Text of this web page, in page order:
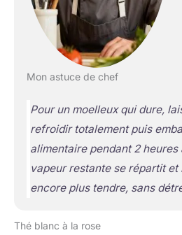
Mon astuce de chef
Pour un moelleux qui dure,
refroidir totalement puis
alimentaire pendant 2
vapeur restante se répartit et
encore plus tendre, sans
Thé blanc à la rose